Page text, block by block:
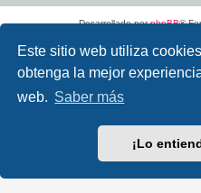
Este sitio web utiliza
obtenga la mejor
web. Saber más
¡Lo
Desarrollado porphpBB®
Privacidad|